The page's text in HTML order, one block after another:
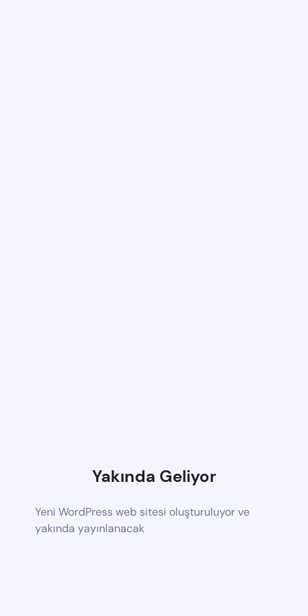
Yakında Geliyor
Yeni WordPress web sitesi oluşturuluyor ve
yakında yayınlanacak